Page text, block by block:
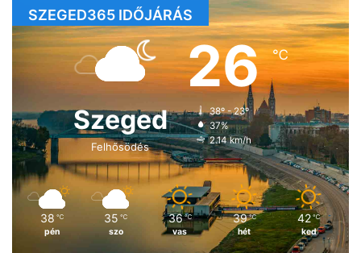
SZEGED365 IDŐJÁRÁS
Szeged
Felhősödés
26℃
38º - 23º
37%
2.14 km/h
38 ℃
pén
35 ℃
szo
36 ℃
vas
39 ℃
hét
42 ℃
ked